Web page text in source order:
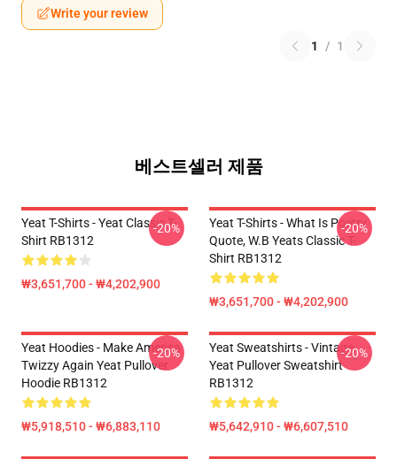
Write your review
1 / 1
베스트셀러 제품
Yeat T-Shirts - Yeat Classic T-
Shirt RB1312
₩3,651,700 - ₩4,202,900
-20%
Yeat T-Shirts - What Is Poetry
Quote, W.B Yeats Classic T-
Shirt RB1312
₩3,651,700 - ₩4,202,900
-20%
Yeat Hoodies - Make America
Twizzy Again Yeat Pullover
Hoodie RB1312
₩5,918,510 - ₩6,883,110
-20%
Yeat Sweatshirts - Vintage
Yeat Pullover Sweatshirt
RB1312
₩5,642,910 - ₩6,607,510
-20%